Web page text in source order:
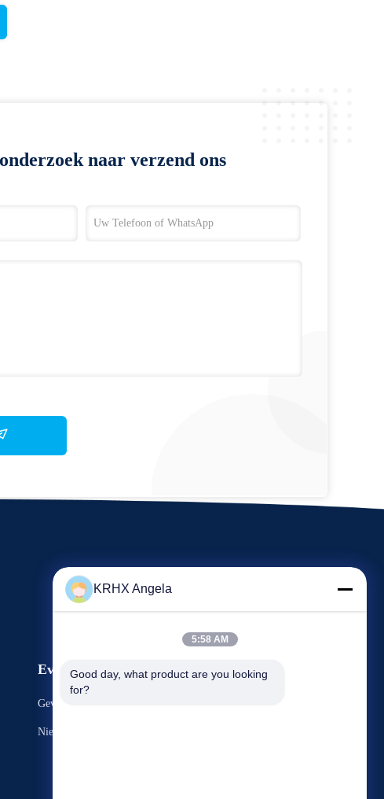
naar verzend ons
Evenementen
Gevallen
Nieuws
Verzoek om een Citaat
KRHX Angela
5:58 AM
Good day, what product are you looking
for?